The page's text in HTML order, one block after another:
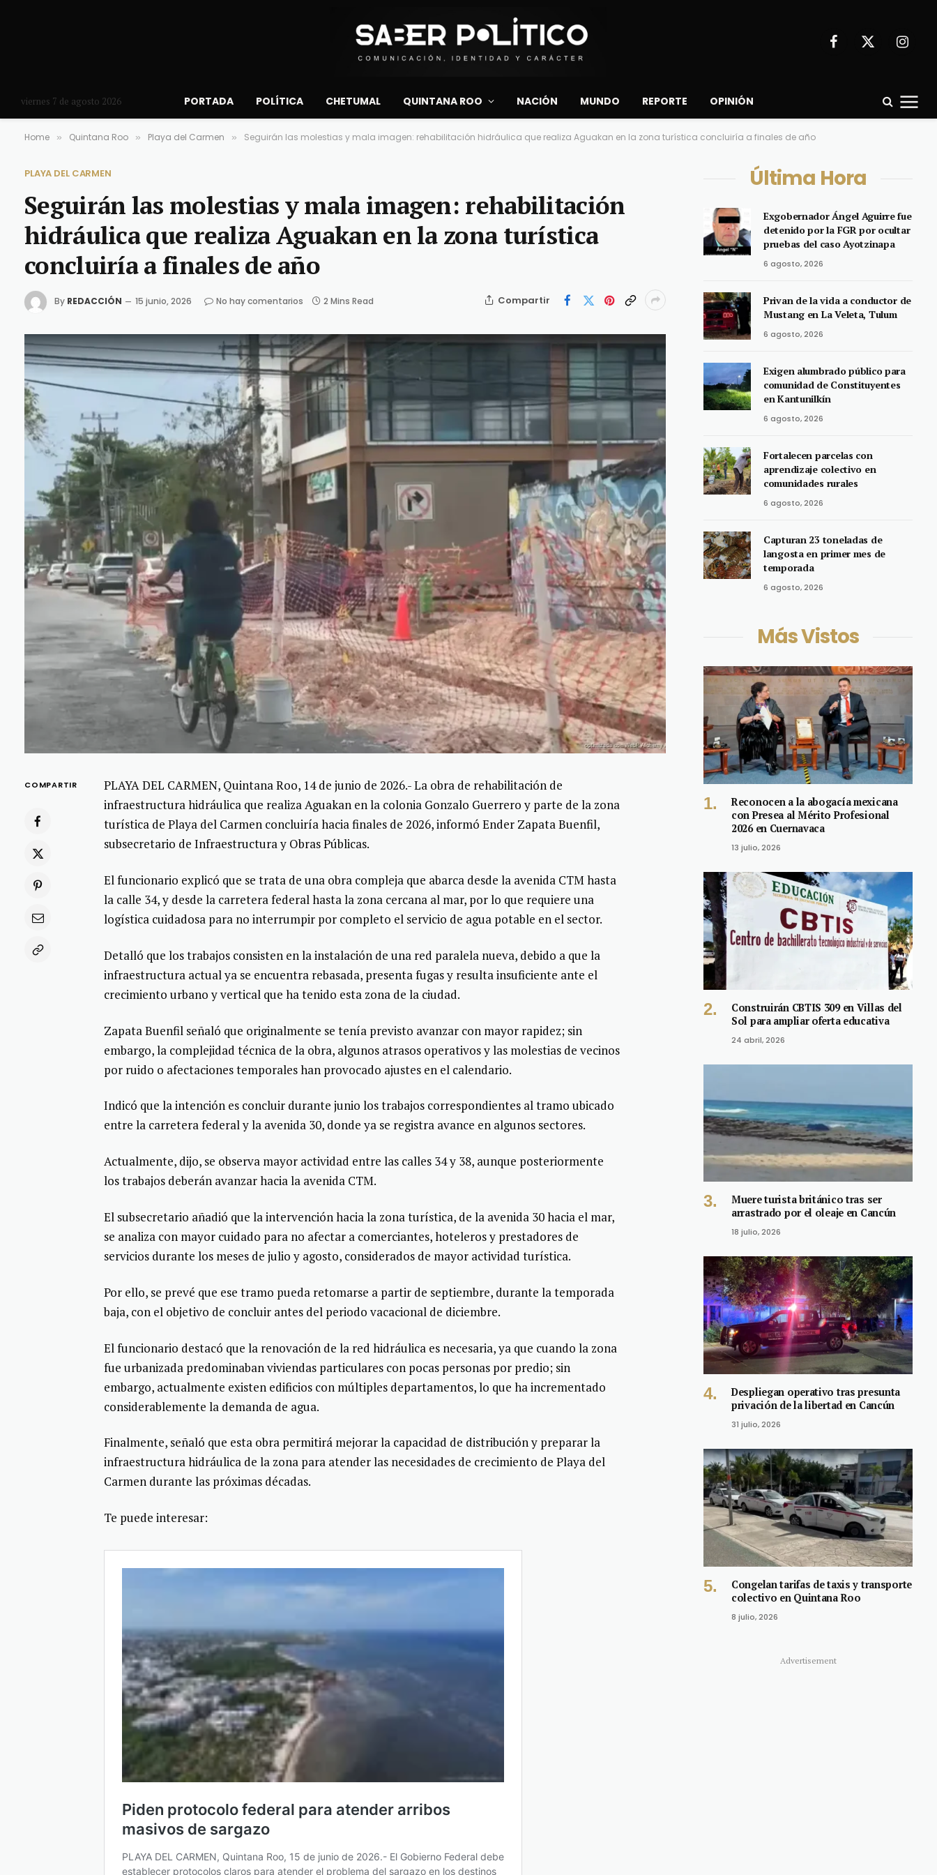
Facebook
X
viernes 7 de agosto 2026 PORTADA POLÍTICA CHETUMAL QUINTANA ROO NACIÓN MUNDO REPORTE OPINIÓN
Home » Quintana Roo » Playa del Carmen » Seguirán las molestias y mala imagen: rehabilitación hidráulica que realiza Aguakan en la zona turística concluiría a finales de año
PLAYA DEL CARMEN
Seguirán las molestias y mala imagen: rehabilitación
hidráulica que realiza Aguakan en la zona turística
concluiría a finales de año
By REDACCIÓN 15 junio, 2026 No hay comentarios 2 Mins Read Compartir
COMPARTIR
PLAYA DEL CARMEN, Quintana Roo, 14 de junio de 2026.- La obra de rehabilitación de
infraestructura hidráulica que realiza Aguakan en la colonia Gonzalo Guerrero y parte de la zona
turística de Playa del Carmen concluiría hacia finales de 2026, informó Ender Zapata Buenfil,
subsecretario de Infraestructura y Obras Públicas.
El funcionario explicó que se trata de una obra compleja que abarca desde la avenida CTM hasta
la calle 34, y desde la carretera federal hasta la zona cercana al mar, por lo que requiere una
logística cuidadosa para no interrumpir por completo el servicio de agua potable en el sector.
Detalló que los trabajos consisten en la instalación de una red paralela nueva, debido a que la
infraestructura actual ya se encuentra rebasada, presenta fugas y resulta insuficiente ante el
crecimiento urbano y vertical que ha tenido esta zona de la ciudad.
Zapata Buenfil señaló que originalmente se tenía previsto avanzar con mayor rapidez; sin
embargo, la complejidad técnica de la obra, algunos atrasos operativos y las molestias de vecinos
por ruido o afectaciones temporales han provocado ajustes en el calendario.
Indicó que la intención es concluir durante junio los trabajos correspondientes al tramo ubicado
entre la carretera federal y la avenida 30, donde ya se registra avance en algunos sectores.
Actualmente, dijo, se observa mayor actividad entre las calles 34 y 38, aunque posteriormente
los trabajos deberán avanzar hacia la avenida CTM.
El subsecretario añadió que la intervención hacia la zona turística, de la avenida 30 hacia el mar,
se analiza con mayor cuidado para no afectar a comerciantes, hoteleros y prestadores de
servicios durante los meses de julio y agosto, considerados de mayor actividad turística.
Por ello, se prevé que ese tramo pueda retomarse a partir de septiembre, durante la temporada
baja, con el objetivo de concluir antes del periodo vacacional de diciembre.
El funcionario destacó que la renovación de la red hidráulica es necesaria, ya que cuando la zona
fue urbanizada predominaban viviendas particulares con pocas personas por predio; sin
embargo, actualmente existen edificios con múltiples departamentos, lo que ha incrementado
considerablemente la demanda de agua.
Finalmente, señaló que esta obra permitirá mejorar la capacidad de distribución y preparar la
infraestructura hidráulica de la zona para atender las necesidades de crecimiento de Playa del
Carmen durante las próximas décadas.
Te puede interesar:
Última Hora
Exgobernador Ángel Aguirre fue
detenido por la FGR por ocultar
pruebas del caso Ayotzinapa
6 agosto, 2026
Privan de la vida a conductor de
Mustang en La Veleta, Tulum
6 agosto, 2026
Exigen alumbrado público para
comunidad de Constituyentes
en Kantunilkín
6 agosto, 2026
Fortalecen parcelas con
aprendizaje colectivo en
comunidades rurales
6 agosto, 2026
Capturan 23 toneladas de
langosta en primer mes de
temporada
6 agosto, 2026
Más Vistos
Reconocen a la abogacía mexicana
con Presea al Mérito Profesional
2026 en Cuernavaca
13 julio, 2026
Construirán CBTIS 309 en Villas del
Sol para ampliar oferta educativa
24 abril, 2026
Muere turista británico tras ser
arrastrado por el oleaje en Cancún
18 julio, 2026
Despliegan operativo tras presunta
privación de la libertad en Cancún
31 julio, 2026
Congelan tarifas de taxis y transporte
colectivo en Quintana Roo
8 julio, 2026
Advertisement